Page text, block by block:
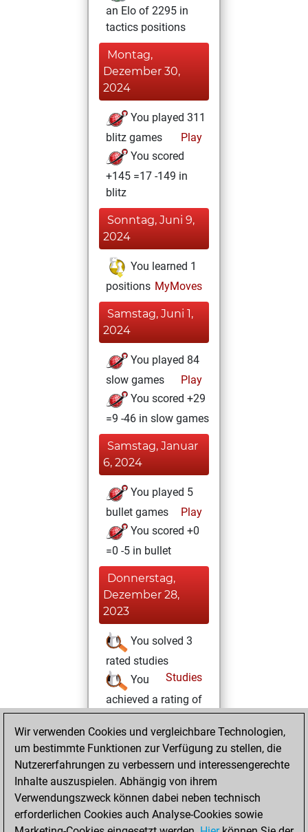
an Elo of 2295 in
tactics positions
Montag,
Dezember 30,
2024
You played 311
blitz games
Play
You scored
+145 =17 -149 in
blitz
Sonntag, Juni 9,
2024
You learned 1
positions MyMoves
Samstag, Juni 1,
2024
You played 84
slow games
Play
You scored +29
=9 -46 in slow games
Samstag, Januar
6, 2024
You played 5
bullet games
Play
You scored +0
=0 -5 in bullet
Donnerstag,
Dezember 28,
2023
You solved 3
rated studies
Studies
You
achieved a rating of
120
Montag, Juli 10,
2023
You created
your Studies account
Studies
Wir verwenden Cookies und vergleichbare Technologien,
um bestimmte Funktionen zur Verfügung zu stellen, die
Nutzererfahrungen zu verbessern und interessengerechte
Inhalte auszuspielen. Abhängig von ihrem
Verwendungszweck können dabei neben technisch
erforderlichen Cookies auch Analyse-Cookies sowie